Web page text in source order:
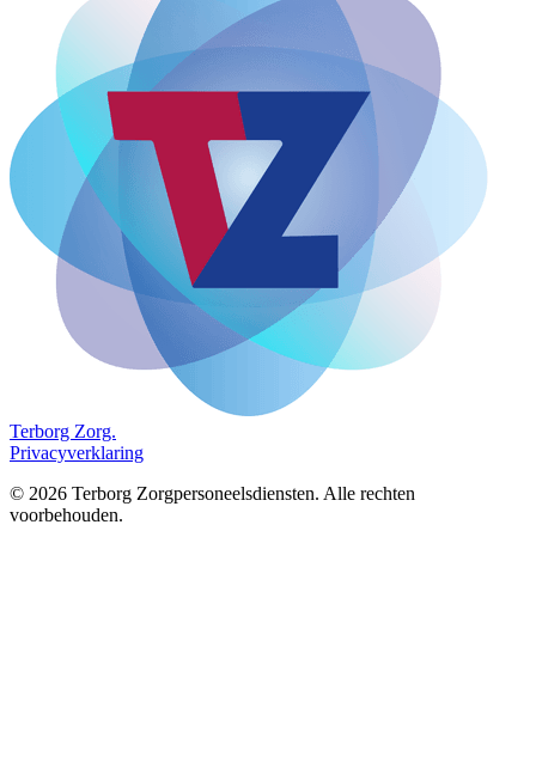
Terborg Zorg.
Privacyverklaring
© 2026 Terborg Zorgpersoneelsdiensten. Alle rechten
voorbehouden.